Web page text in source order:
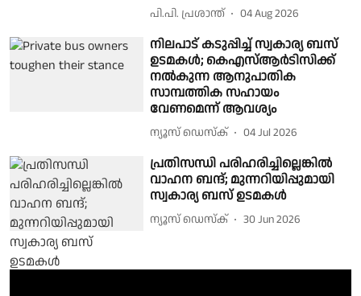
പി.പി. പ്രശാന്ത് 04 Aug 2026
നിലപാട് കടുപ്പിച്ച് സ്വകാര്യ ബസ്
ഉടമകൾ; കെഎസ്ആർടിസിക്ക്
നൽകുന്ന ആനുപാതിക
സാമ്പത്തിക സഹായം
വേണമെന്ന് ആവശ്യം
ന്യൂസ് ഡെസ്ക് 04 Jul 2026
പ്രതിസന്ധി പരിഹരിച്ചില്ലെങ്കില്‍
വാഹന ബന്ദ്; മുന്നറിയിപ്പുമായി
സ്വകാര്യ ബസ് ഉടമകൾ
ന്യൂസ് ഡെസ്ക് 30 Jun 2026